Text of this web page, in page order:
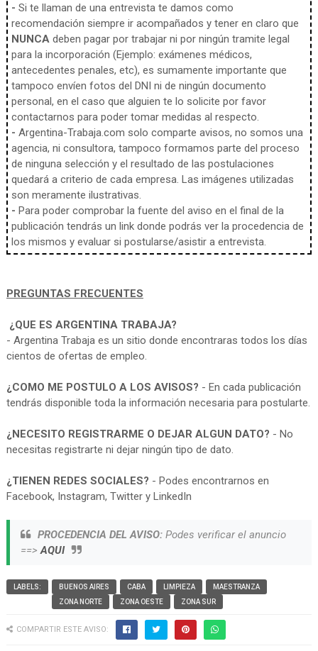
- Si te llaman de una entrevista te damos como
recomendación siempre ir acompañados y tener en claro que
NUNCAdeben pagar por trabajar ni por ningún tramite legal
para la incorporación (Ejemplo: exámenes médicos,
antecedentes penales, etc), es sumamente importante que
tampoco envíen fotos del DNI ni de ningún documento
personal, en el caso que alguien te lo solicite por favor
contactarnos para poder tomar medidas al respecto.
- Argentina-Trabaja.com solo comparte avisos, no somos una
agencia, ni consultora, tampoco formamos parte del proceso
de ninguna selección y el resultado de las postulaciones
quedará a criterio de cada empresa. Las imágenes utilizadas
son meramente ilustrativas.
- Para poder comprobar la fuente del aviso en el final de la
publicación tendrás un link donde podrás ver la procedencia de
los mismos y evaluar si postularse/asistir a entrevista.
PREGUNTAS FRECUENTES
¿QUE ES ARGENTINA TRABAJA?
- Argentina Trabaja es un sitio donde encontraras todos los días
cientos de ofertas de empleo.
¿COMO ME POSTULO A LOS AVISOS? - En cada publicación
tendrás disponible toda la información necesaria para postularte.
¿NECESITO REGISTRARME O DEJAR ALGUN DATO? - No
necesitas registrarte ni dejar ningún tipo de dato.
¿TIENEN REDES SOCIALES? - Podes encontrarnos en
Facebook, Instagram, Twitter y LinkedIn
PROCEDENCIA DEL AVISO:Podes verificar el anuncio
==>AQUI
LABELS: BUENOS AIRES CABA LIMPIEZA
MAESTRANZA
ZONA NORTE
ZONA OESTE ZONA SUR
COMPARTIR ESTE AVISO: